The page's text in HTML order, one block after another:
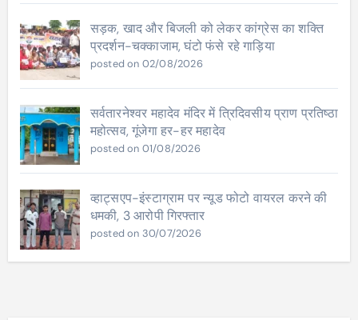
सड़क, खाद और बिजली को लेकर कांग्रेस का शक्ति
प्रदर्शन-चक्काजाम, घंटो फंसे रहे गाड़िया
posted on 02/08/2026
सर्वतारनेश्वर महादेव मंदिर में त्रिदिवसीय प्राण प्रतिष्ठा
महोत्सव, गूंजेगा हर-हर महादेव
posted on 01/08/2026
व्हाट्सएप-इंस्टाग्राम पर न्यूड फोटो वायरल करने की
धमकी, 3 आरोपी गिरफ्तार
posted on 30/07/2026